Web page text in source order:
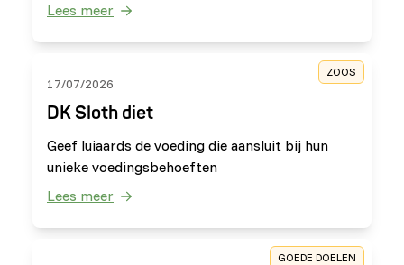
Lees meer
ZOOS
17/07/2026
DK Sloth diet
Geef luiaards de voeding die aansluit bij hun
unieke voedingsbehoeften
Lees meer
GOEDE DOELEN